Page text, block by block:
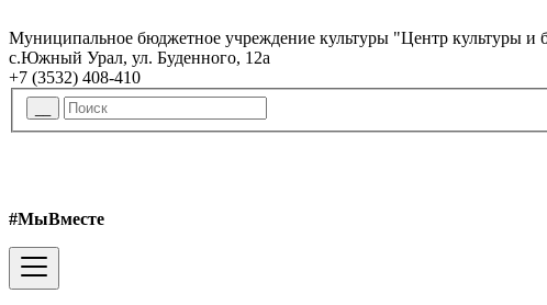
Муниципальное бюджетное учреждение культуры "Центр культуры
с.Южный Урал, ул. Буденного, 12а
+7 (3532) 408-410
#МыВместе